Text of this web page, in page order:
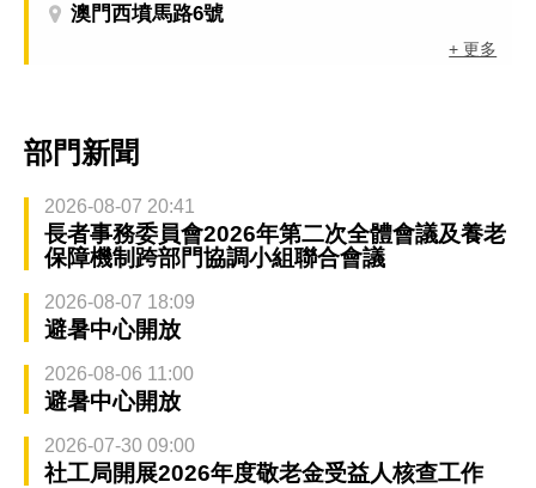
澳門西墳馬路6號
+ 更多
部門新聞
2026-08-07 20:41
長者事務委員會2026年第二次全體會議及養老
保障機制跨部門協調小組聯合會議
2026-08-07 18:09
避暑中心開放
2026-08-06 11:00
避暑中心開放
2026-07-30 09:00
社工局開展2026年度敬老金受益人核查工作